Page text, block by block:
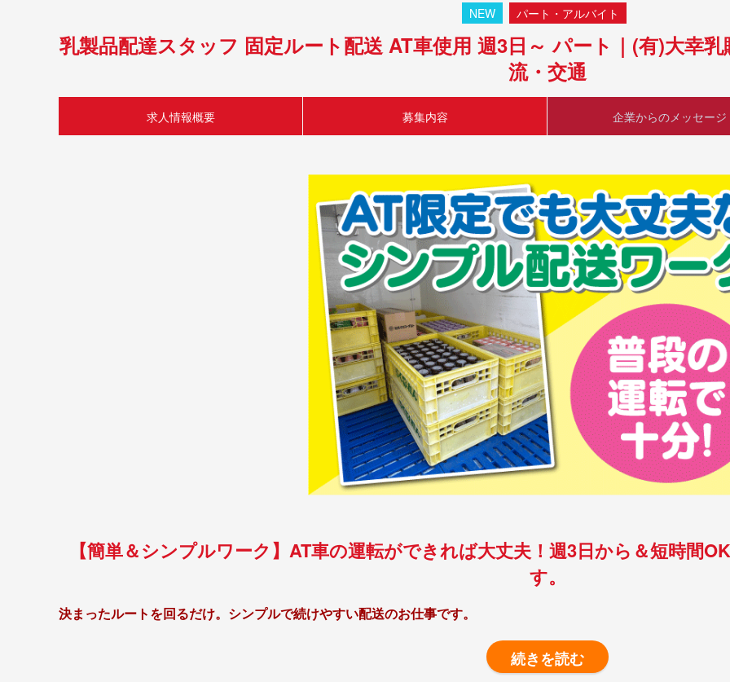
NEW パート・アルバイト
乳製品配達スタッフ 固定ルート配送 AT車使用 週3日～ パート｜(有)大幸
流・交通
求人情報概要 募集内容 企業からのメッセージ
【簡単＆シンプルワーク】AT車の運転ができれば大丈夫！週3日から＆短時間
す。
決まったルートを回るだけ。シンプルで続けやすい配送のお仕事です。